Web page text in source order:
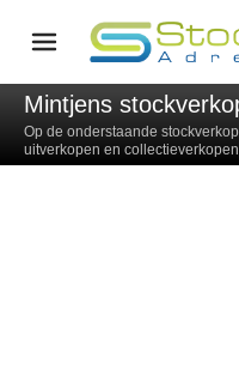
Mintjens
Op de onderstaande
uitverkopen en